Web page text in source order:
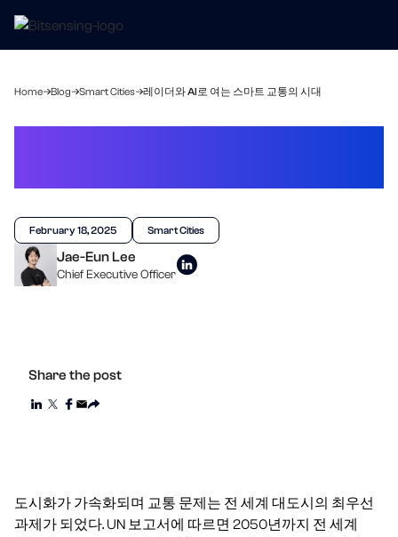
Home Blog Smart Cities 레이더와 AI로 여는 스마트 교통의 시대
Jae-Eun Lee
Chief Executive Officer
February 18, 2025 Smart Cities
Share the post
도시화가 가속화되며 교통 문제는 전 세계 대도시의 최우선
과제가 되었다. UN 보고서에 따르면 2050년까지 전 세계